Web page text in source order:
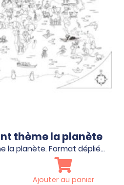
thème la planète
la planète. Format déplié…
Ajouter au panier